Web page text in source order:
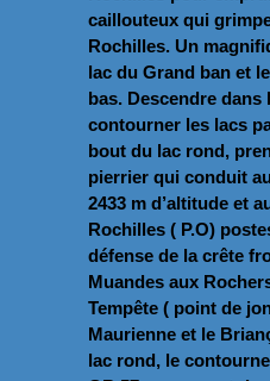
caillouteux qui
Rochilles. Un
lac du Grand ban et
bas. Descendre dans
contourner les lacs
bout du lac rond,
pierrier qui conduit
2433 m d’altitude et
Rochilles ( P.O)
défense de la crête
Muandes aux
Tempête ( point de
Maurienne et le
lac rond, le